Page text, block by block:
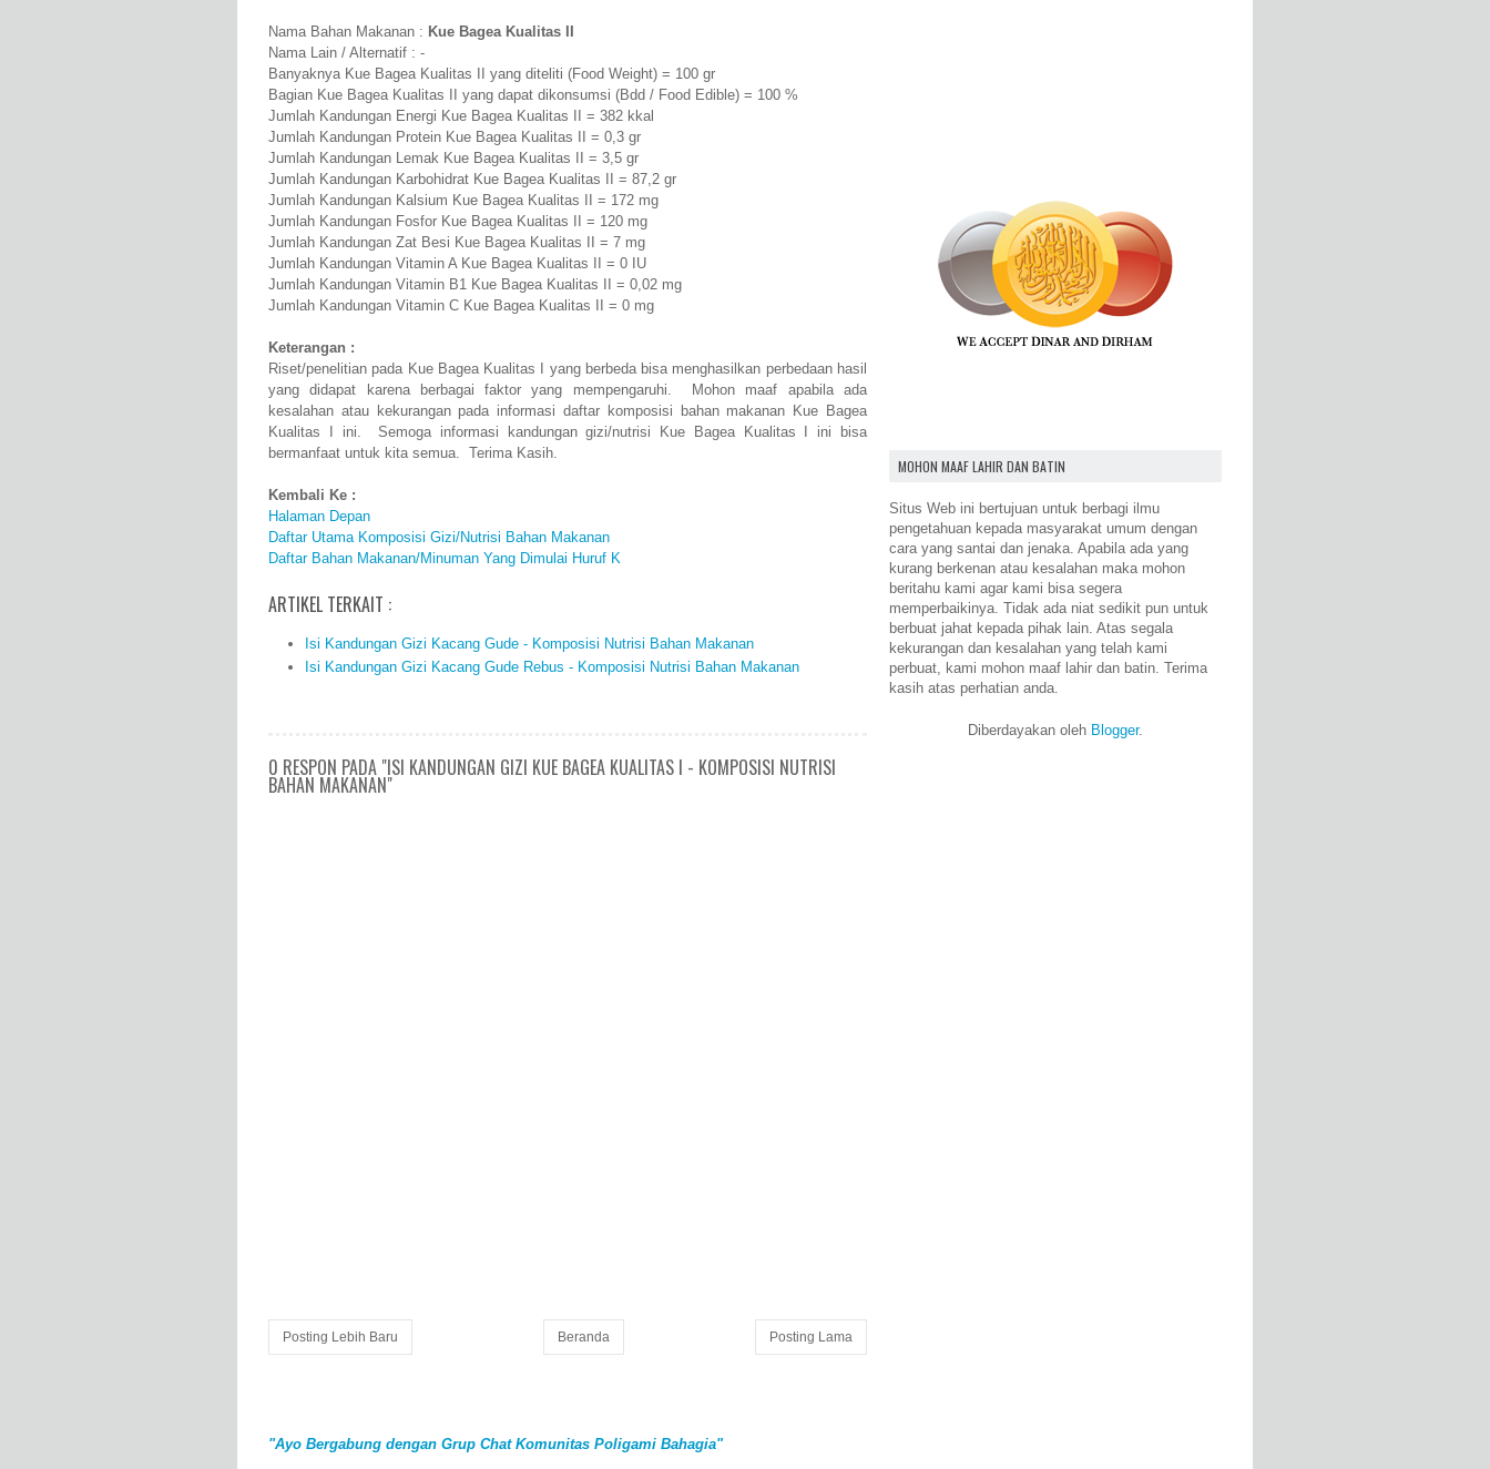
Nama Bahan Makanan : Kue Bagea Kualitas II
Nama Lain / Alternatif : -
Banyaknya Kue Bagea Kualitas II yang diteliti (Food Weight) = 100 gr
Bagian Kue Bagea Kualitas II yang dapat dikonsumsi (Bdd / Food Edible) = 100 %
Jumlah Kandungan Energi Kue Bagea Kualitas II = 382 kkal
Jumlah Kandungan Protein Kue Bagea Kualitas II = 0,3 gr
Jumlah Kandungan Lemak Kue Bagea Kualitas II = 3,5 gr
Jumlah Kandungan Karbohidrat Kue Bagea Kualitas II = 87,2 gr
Jumlah Kandungan Kalsium Kue Bagea Kualitas II = 172 mg
Jumlah Kandungan Fosfor Kue Bagea Kualitas II = 120 mg
Jumlah Kandungan Zat Besi Kue Bagea Kualitas II = 7 mg
Jumlah Kandungan Vitamin A Kue Bagea Kualitas II = 0 IU
Jumlah Kandungan Vitamin B1 Kue Bagea Kualitas II = 0,02 mg
Jumlah Kandungan Vitamin C Kue Bagea Kualitas II = 0 mg
Keterangan :
Riset/penelitian pada Kue Bagea Kualitas I yang berbeda bisa menghasilkan perbedaan hasil
yang didapat karena berbagai faktor yang mempengaruhi. Mohon maaf apabila ada
kesalahan atau kekurangan pada informasi daftar komposisi bahan makanan Kue Bagea
Kualitas I ini. Semoga informasi kandungan gizi/nutrisi Kue Bagea Kualitas I ini bisa
bermanfaat untuk kita semua. Terima Kasih.
Kembali Ke :
Halaman Depan
Daftar Utama Komposisi Gizi/Nutrisi Bahan Makanan
Daftar Bahan Makanan/Minuman Yang Dimulai Huruf K
ARTIKEL TERKAIT :
Isi Kandungan Gizi Kacang Gude - Komposisi Nutrisi Bahan Makanan
Isi Kandungan Gizi Kacang Gude Rebus - Komposisi Nutrisi Bahan Makanan
0 RESPON PADA "ISI KANDUNGAN GIZI KUE BAGEA KUALITAS I - KOMPOSISI NUTRISI
BAHAN MAKANAN"
Posting Lebih Baru Posting Lama
Beranda
"Ayo Bergabung dengan Grup Chat Komunitas Poligami Bahagia"
MOHON MAAF LAHIR DAN BATIN
Situs Web ini bertujuan untuk berbagi ilmu
pengetahuan kepada masyarakat umum dengan
cara yang santai dan jenaka. Apabila ada yang
kurang berkenan atau kesalahan maka mohon
beritahu kami agar kami bisa segera
memperbaikinya. Tidak ada niat sedikit pun untuk
berbuat jahat kepada pihak lain. Atas segala
kekurangan dan kesalahan yang telah kami
perbuat, kami mohon maaf lahir dan batin. Terima
kasih atas perhatian anda.
Diberdayakan oleh Blogger.